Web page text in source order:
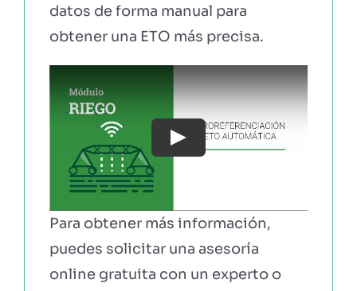
datos de forma manual para
obtener una ETO más precisa.
Play
Para obtener más información,
puedes solicitar una asesoría
online gratuita con un experto o